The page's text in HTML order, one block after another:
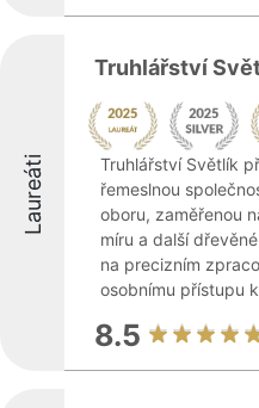
Laureáti
Truhlářství
Truhlářství Světlík
řemeslnou
oboru, zaměřenou
míru a další
na precizním
osobnímu přístupu
8.5